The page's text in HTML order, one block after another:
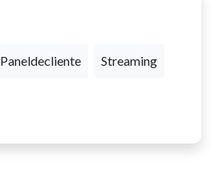
Paneldecliente Streaming